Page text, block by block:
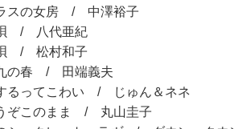
の女房 / 中澤裕子
/ 八代亜紀
/ 松村和子
の春 / 田端義夫
ってこわい / じゅん＆ネネ
このまま / 丸山圭子